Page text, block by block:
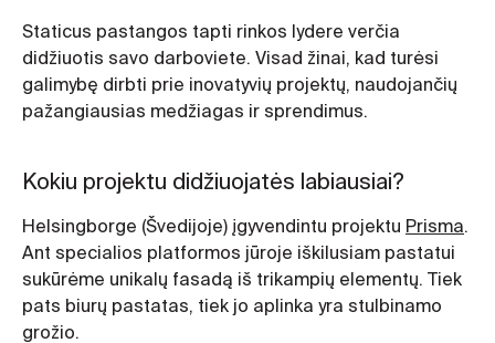
Staticus pastangos tapti rinkos lydere verčia
didžiuotis savo darboviete. Visad žinai, kad turėsi
galimybę dirbti prie inovatyvių projektų, naudojančių
pažangiausias medžiagas ir sprendimus.
Kokiu projektu didžiuojatės labiausiai?
Helsingborge (Švedijoje) įgyvendintu projektu Prisma.
Ant specialios platformos jūroje iškilusiam pastatui
sukūrėme unikalų fasadą iš trikampių elementų. Tiek
pats biurų pastatas, tiek jo aplinka yra stulbinamo
grožio.